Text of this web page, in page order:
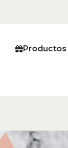
Productos